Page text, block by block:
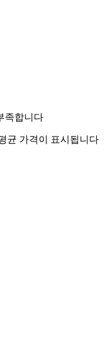
족합니다
균 가격이 표시됩니다